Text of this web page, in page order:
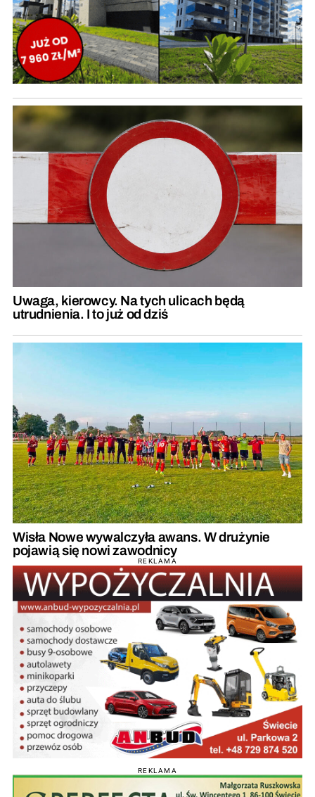
Uwaga, kierowcy. Na tych ulicach będą
utrudnienia. I to już od dziś
Wisła Nowe wywalczyła awans. W drużynie
pojawią się nowi zawodnicy
REKLAMA
REKLAMA